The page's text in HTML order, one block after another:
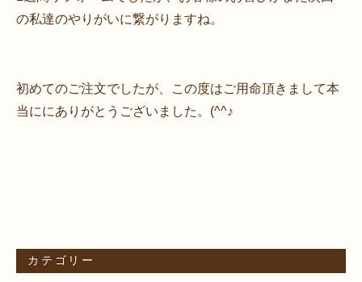
の私達のやりがいに繋がりますね。
初めてのご注文でしたが、この度はご用命頂きまして本
当ににありがとうございました。(^^♪
カテゴリー